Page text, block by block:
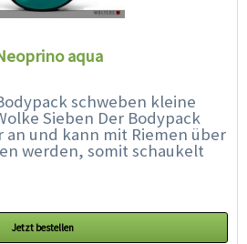
aqua
schweben kleine
Sieben Der Bodypack
an und kann mit Riemen über
werden, somit schaukelt
durch die...
Jetzt bestellen